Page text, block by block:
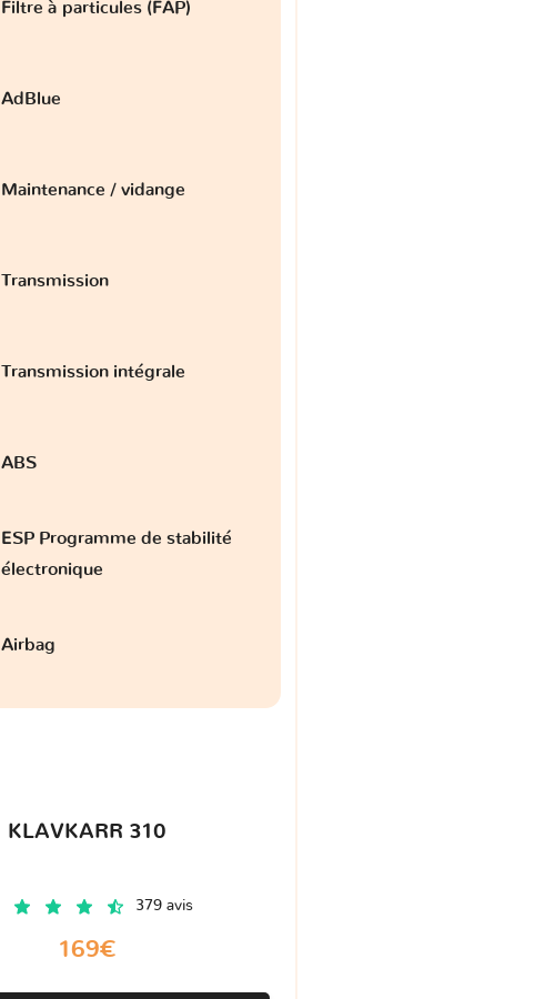
Filtre à particules (FAP)
AdBlue
Maintenance / vidange
Transmission
Transmission intégrale
ABS
ESP Programme de stabilité
électronique
Airbag
KLAVKARR 310
379 avis
169€